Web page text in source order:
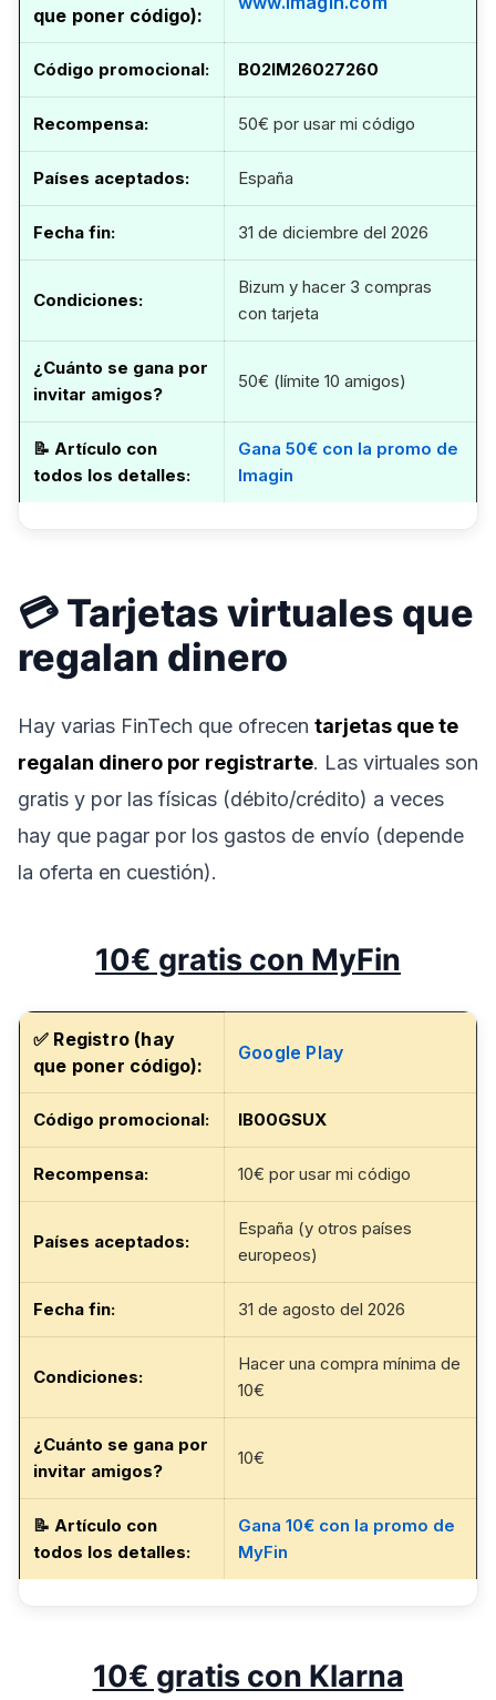
que poner código):
Código promocional: B02IM26027260
Recompensa: 50€ por usar mi código
Países aceptados: España
Fecha fin: 31 de diciembre del 2026
Condiciones:
Bizum y hacer 3 compras
con tarjeta
¿Cuánto se gana por
invitar amigos?
50€ (límite 10 amigos)
📝 Artículo con
todos los detalles:
Gana 50€ con la promo de
Imagin
💳 Tarjetas virtuales que
regalan dinero
Hay varias FinTech que ofrecen tarjetas que te
regalan dinero por registrarte. Las virtuales son
gratis y por las físicas (débito/crédito) a veces
hay que pagar por los gastos de envío (depende
la oferta en cuestión).
10€ gratis con MyFin
✅ Registro (hay
que poner código):
Google Play
Código promocional: IB00GSUX
Recompensa: 10€ por usar mi código
Países aceptados:
España (y otros países
europeos)
Fecha fin: 31 de agosto del 2026
Condiciones:
Hacer una compra mínima de
10€
¿Cuánto se gana por
invitar amigos?
10€
📝 Artículo con
todos los detalles:
Gana 10€ con la promo de
MyFin
10€ gratis con Klarna